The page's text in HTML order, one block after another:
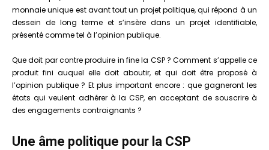
monnaie unique est avant tout un projet politique, qui répond à un
dessein de long terme et s’insère dans un projet identifiable,
présenté comme tel à l’opinion publique.
Que doit par contre produire in fine la CSP ? Comment s’appelle ce
produit fini auquel elle doit aboutir, et qui doit être proposé à
l’opinion publique ? Et plus important encore : que gagneront les
états qui veulent adhérer à la CSP, en acceptant de souscrire à
des engagements contraignants ?
Une âme politique pour la CSP